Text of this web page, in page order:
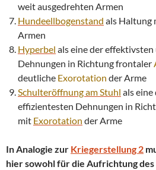
weit ausgedrehten Armen
Hundeellbogenstand als Haltung
Armen
Hyperbel als eine der
Dehnungen in Richtung frontaler
deutliche Exorotation der Arme
Schulteröffnung am Stuhl als
effizientesten Dehnungen in
mit Exorotation der Arme
In Analogie zur Kriegerstellung 2
hier sowohl für die Aufrichtung